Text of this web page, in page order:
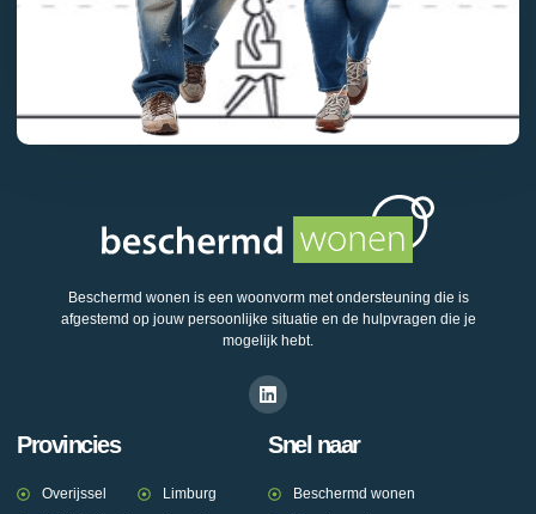
Beschermd wonen is een woonvorm met ondersteuning die is
afgestemd op jouw persoonlijke situatie en de hulpvragen die je
mogelijk hebt.
Provincies
Overijssel
Limburg
Snel naar
Beschermd wonen